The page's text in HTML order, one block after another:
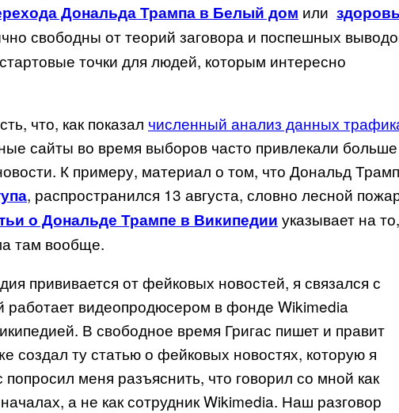
Дональда Трампа в Белый дом или
свободны от теорий заговора и поспешных
точки для людей, которым интересно
что, как показал численный анализ данных
сайты во время выборов часто привлекали больше
К примеру, материал о том, что Дональд Трамп
, распространился 13 августа, словно лесной
о Дональде Трампе в Википедии указывает на
там вообще.
прививается от фейковых новостей, я связался с
работает видеопродюсером в фонде Wikimedia
В свободное время Григас пишет и правит
создал ту статью о фейковых новостях, которую я
меня разъяснить, что говорил со мной как
а не как сотрудник Wikimedia. Наш разговор